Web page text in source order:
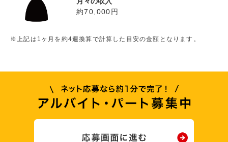
約70,000円
※上記は1ヶ月を約4週換算で計算した目安の金額となります。